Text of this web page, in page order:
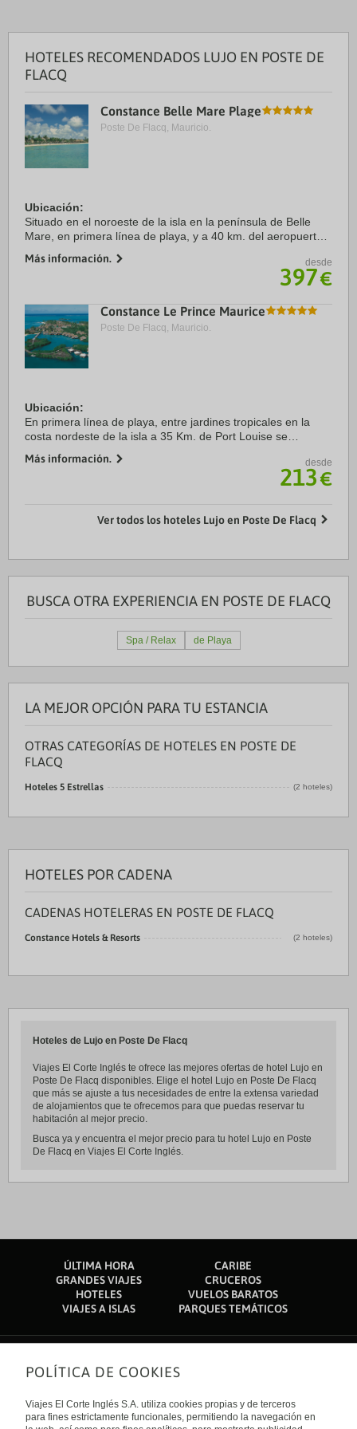
HOTELES RECOMENDADOS LUJO EN POSTE DE
FLACQ
Constance Belle Mare Plage
Poste De Flacq, Mauricio.
Ubicación:
Situado en el noroeste de la isla en la península de Belle
Mare, en primera línea de playa, y a 40 km. del aeropuerto.
Habitaciones:
Dispone de 235 habitaciones (92 prestige, 137 junior suites
Más información. desde
397€
Constance Le Prince Maurice
Poste De Flacq, Mauricio.
Ubicación:
En primera línea de playa, entre jardines tropicales en la
costa nordeste de la isla a 35 Km. de Port Louise se
arquitectónico que destaca por su ambiente de lujo y una
Más información. desde
213€
Ver todos los hoteles Lujo en Poste De Flacq
BUSCA OTRA EXPERIENCIA EN POSTE DE FLACQ
Spa / Relax de Playa
LA MEJOR OPCIÓN PARA TU ESTANCIA
OTRAS CATEGORÍAS DE HOTELES EN POSTE DE
FLACQ
Hoteles 5 Estrellas (2 hoteles)
HOTELES POR CADENA
CADENAS HOTELERAS EN POSTE DE FLACQ
Constance Hotels & Resorts (2 hoteles)
Hoteles de Lujo en Poste De Flacq
Viajes El Corte Inglés te ofrece las mejores ofertas de hotel Lujo en
Poste De Flacq disponibles. Elige el hotel Lujo en Poste De Flacq
que más se ajuste a tus necesidades de entre la extensa variedad
de alojamientos que te ofrecemos para que puedas reservar tu
habitación al mejor precio.
Busca ya y encuentra el mejor precio para tu hotel Lujo en Poste
De Flacq en Viajes El Corte Inglés.
ÚLTIMA HORA
CARIBE
GRANDES VIAJES
CRUCEROS
HOTELES
VUELOS BARATOS
VIAJES A ISLAS
PARQUES TEMÁTICOS
Sobre nosotros
Quiénes somos
Financiación
Sostenibilidad
Enlaces de interés
POLÍTICA DE COOKIES
Viajes El Corte Inglés S.A. utiliza cookies propias y de terceros
para fines estrictamente funcionales, permitiendo la navegación en